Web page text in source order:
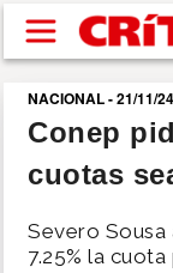
Pasar al
SUCESOS
NACIONAL
NACIONAL - 21/11/
Conep
cuotas
Severo Sousa
7.25% la